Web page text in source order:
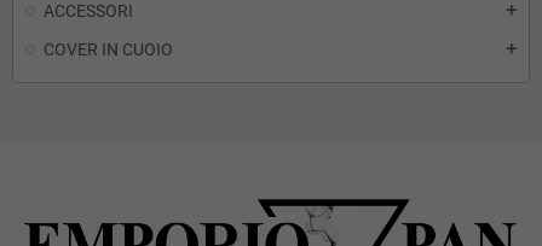
ACCESSORI add
COVER IN CUOIO add